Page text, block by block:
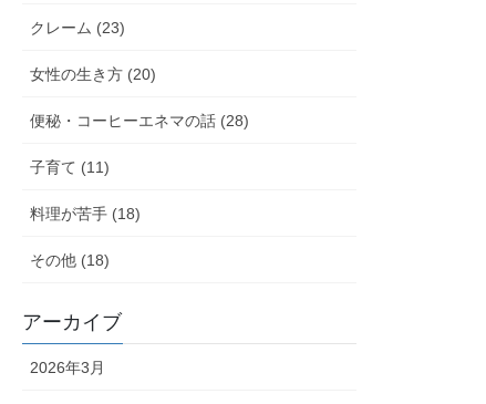
クレーム (23)
女性の生き方 (20)
便秘・コーヒーエネマの話 (28)
子育て (11)
料理が苦手 (18)
その他 (18)
アーカイブ
2026年3月